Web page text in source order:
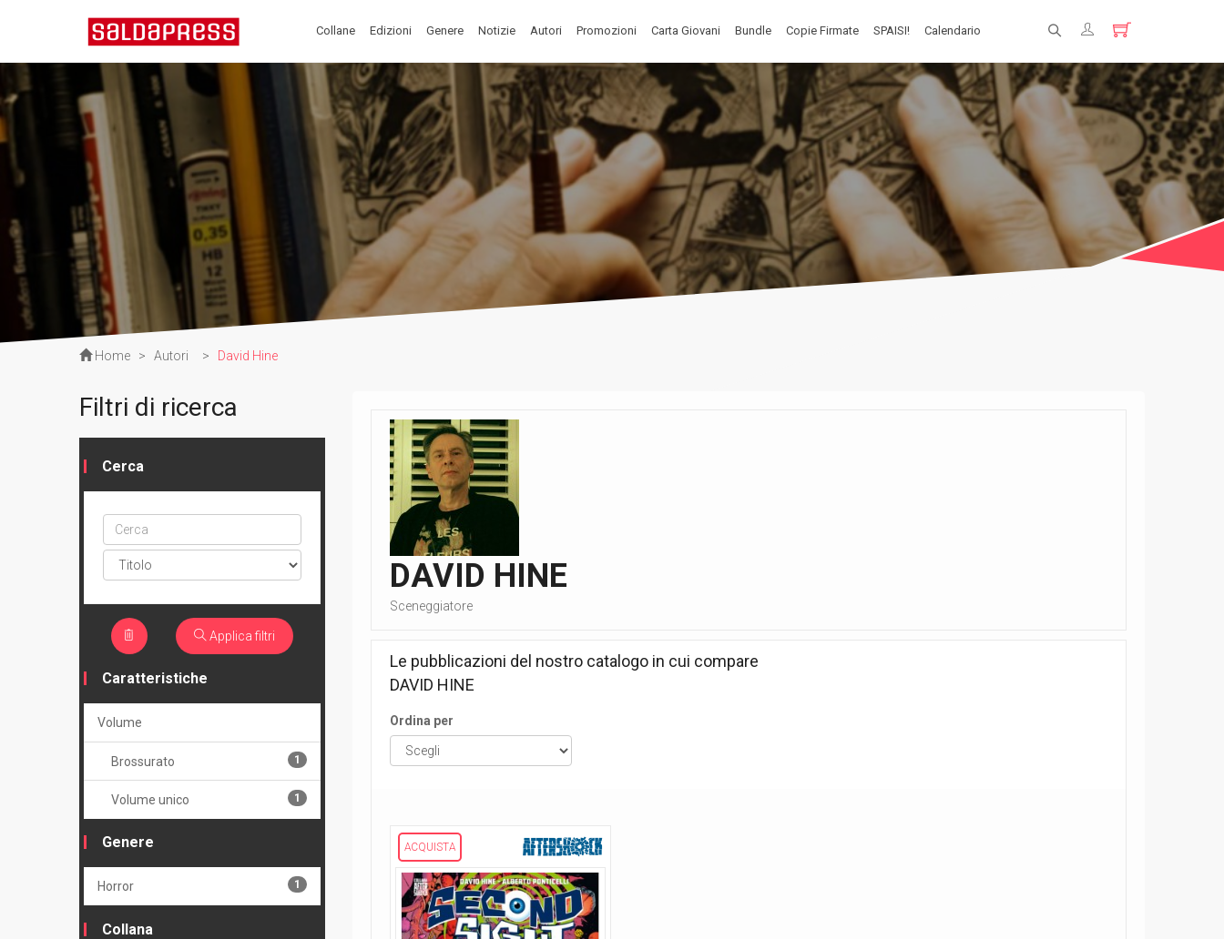
Collane Edizioni Genere Notizie Autori Promozioni Carta Giovani Bundle Copie Firmate SPAISI! Calendario
Registrati
Home > Autori > David Hine
DAVID HINE
Sceneggiatore
Le pubblicazioni del nostro catalogo in cui compare
DAVID HINE
Ordina per
ACQUISTA
Filtri di ricerca
Cerca
Cerca
ptype
Applica filtri
Caratteristiche
Volume
Brossurato 1
Volume unico 1
Genere
Horror 1
Collana